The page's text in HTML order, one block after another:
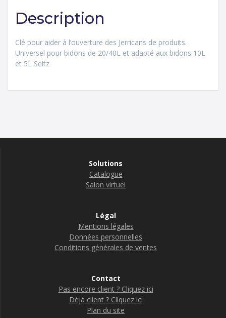
Description
Clé pour aider à l’ouverture des Jerricans de produits.
Universel pour bidons de 20/40L et adapté aux bidons 10L
et 5L Seitz
Solutions
Catalogue
Salon virtuel
Légal
Mentions légales
Données personnelles
Conditions générales de ventes
Contact
Pas encore client ? Cliquez ici
Déjà client ? Cliquez ici
Plan du site